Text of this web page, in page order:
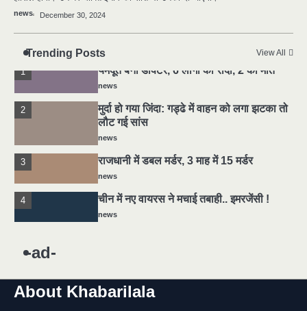
news December 30, 2024
Trending Posts View All
5
1 यमदूत बना डॉक्टर, 6 लोगों को रौंदा, 2 की मौत
news
2
मुर्दा हो गया जिंदा: गड्ढे में वाहन को लगा झटका तो
लौट गई सांस
news
3 राजधानी में डबल मर्डर, 3 माह में 15 मर्डर
news
4 चीन में नए वायरस ने मचाई तबाही.. इमरजेंसी !
news
1 यमदूत बना डॉक्टर, 6 लोगों को रौंदा, 2 की मौत
-ad-
About Khabarilala